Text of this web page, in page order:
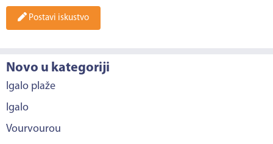
Postavi iskustvo
Novo u kategoriji
Igalo plaže
Igalo
Vourvourou